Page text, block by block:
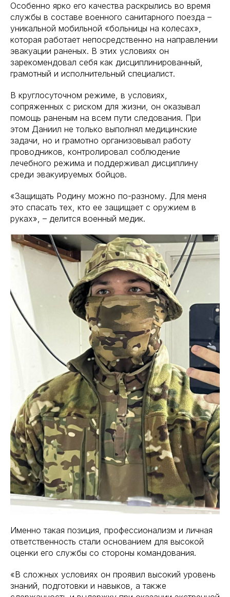
Особенно ярко его качества раскрылись во время
службы в составе военного санитарного поезда –
уникальной мобильной «больницы на колесах»,
которая работает непосредственно на направлении
эвакуации раненых. В этих условиях он
зарекомендовал себя как дисциплинированный,
грамотный и исполнительный специалист.
В круглосуточном режиме, в условиях,
сопряженных с риском для жизни, он оказывал
помощь раненым на всем пути следования. При
этом Даниил не только выполнял медицинские
задачи, но и грамотно организовывал работу
проводников, контролировал соблюдение
лечебного режима и поддерживал дисциплину
среди эвакуируемых бойцов.
«Защищать Родину можно по-разному. Для меня
это спасать тех, кто ее защищает с оружием в
руках», – делится военный медик.
Именно такая позиция, профессионализм и личная
ответственность стали основанием для высокой
оценки его службы со стороны командования.
«В сложных условиях он проявил высокий уровень
знаний, подготовки и навыков, а также